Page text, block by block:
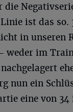
die
ist das
in unseren
weder im
nun ein
eine von